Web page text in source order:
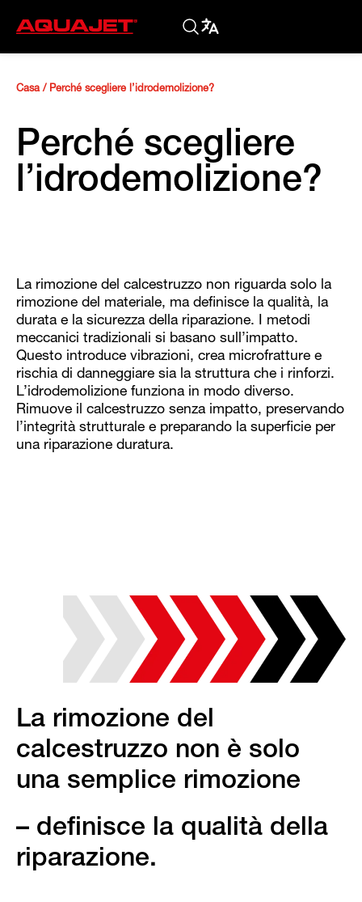
Casa/ Perché scegliere l’idrodemolizione?
Perché scegliere
l’idrodemolizione?
La rimozione del calcestruzzo non riguarda solo la
rimozione del materiale, ma definisce la qualità, la
durata e la sicurezza della riparazione. I metodi
meccanici tradizionali si basano sull’impatto.
Questo introduce vibrazioni, crea microfratture e
rischia di danneggiare sia la struttura che i rinforzi.
L’idrodemolizione funziona in modo diverso.
Rimuove il calcestruzzo senza impatto, preservando
l’integrità strutturale e preparando la superficie per
una riparazione duratura.
La rimozione del
calcestruzzo non è solo
una semplice rimozione
– definisce la qualità della
riparazione.